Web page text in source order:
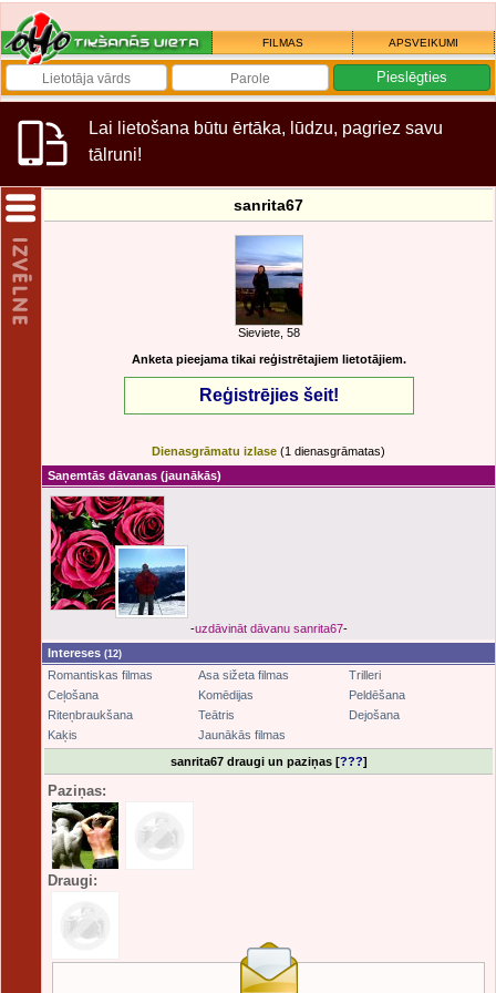
FILMAS APSVEIKUMI
Lai lietošana būtu ērtāka, lūdzu, pagriez savu
tālruni!
sanrita67
Sieviete, 58
Anketa pieejama tikai reģistrētajiem lietotājiem.
Reģistrējies šeit!
Dienasgrāmatu izlase (1 dienasgrāmatas)
Saņemtās dāvanas (jaunākās)
-uzdāvināt dāvanu sanrita67-
Intereses (12)
Romantiskas filmas Asa sižeta filmas
Trilleri
Ceļošana
Komēdijas
Peldēšana
Riteņbraukšana
Teātris
Dejošana
Kaķis
Jaunākās filmas
sanrita67 draugi un paziņas [???]
Paziņas:
Draugi: